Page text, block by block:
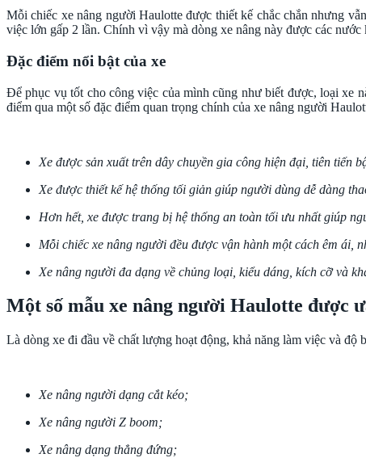
Mỗi chiếc xe nâng người Haulotte được thiết kế chắc chắn nhưng
việc lớn gấp 2 lần. Chính vì vậy mà dòng xe nâng này được các
Đặc điểm nổi bật của xe
Để phục vụ tốt cho công việc của mình cũng như biết được, loại xe
điểm qua một số đặc điểm quan trọng chính của xe nâng người
Xe được sản xuất trên dây chuyền gia công hiện đại, tiên tiến
Xe được thiết kế hệ thống tối giản giúp người dùng dễ dàng
Hơn hết, xe được trang bị hệ thống an toàn tối ưu nhất giúp
Mỗi chiếc xe nâng người đều được vận hành một cách êm ái,
Xe nâng người đa dạng về chủng loại, kiểu dáng, kích cỡ và
Một số mẫu xe nâng người Haulotte được
Là dòng xe đi đầu về chất lượng hoạt động, khả năng làm việc và độ
Xe nâng người dạng cắt kéo;
Xe nâng người Z boom;
Xe nâng dạng thẳng đứng;